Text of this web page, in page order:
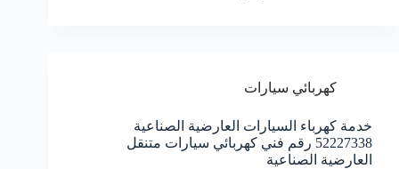
كهربائي سيارات
خدمة كهرباء السيارات العارضية الصناعية
52227338 رقم فني كهربائي سيارات متنقل
العارضية الصناعية